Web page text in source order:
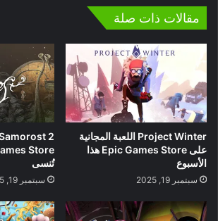
مقالات ذات صلة
Project Winter اللعبة المجانية
على Epic Games Store هذا
الأسبوع
سبتمبر 19, 2025
تُنسى
سبتمبر 19, 2025